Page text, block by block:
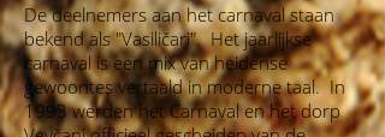
De deelnemers aan het carnaval staan
bekend als "Vasiličari". Het jaarlijkse
carnaval is een mix van heidense
gewoontes vertaald in moderne taal. In
1993 werden het Carnaval en het dorp